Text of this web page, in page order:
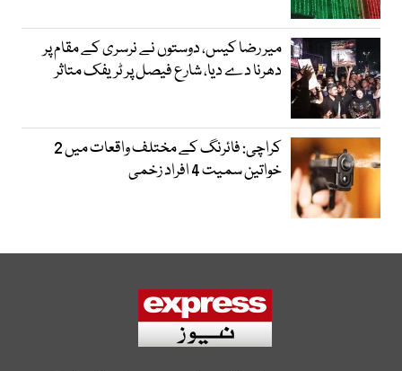
میر رضا کیس، دوستوں نے نرسری کے مقام پر
دھرنا دے دیا، شارع فیصل پر ٹریفک متاثر
کراچی: فائرنگ کے مختلف واقعات میں 2
خواتین سمیت 4 افراد زخمی